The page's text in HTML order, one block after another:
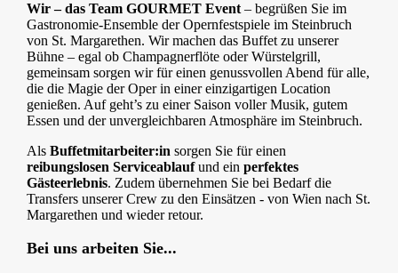
Wir – das Team GOURMET Event – begrüßen Sie im
Gastronomie-Ensemble der Opernfestspiele im Steinbruch
von St. Margarethen. Wir machen das Buffet zu unserer
Bühne – egal ob Champagnerflöte oder Würstelgrill,
gemeinsam sorgen wir für einen genussvollen Abend für alle,
die die Magie der Oper in einer einzigartigen Location
genießen. Auf geht’s zu einer Saison voller Musik, gutem
Essen und der unvergleichbaren Atmosphäre im Steinbruch.
Als Buffetmitarbeiter:in sorgen Sie für einen
reibungslosen Serviceablaufund ein perfektes
Gästeerlebnis. Zudem übernehmen Sie bei Bedarf die
Transfers unserer Crew zu den Einsätzen - von Wien nach St.
Margarethen und wieder retour.
Bei uns arbeiten Sie...